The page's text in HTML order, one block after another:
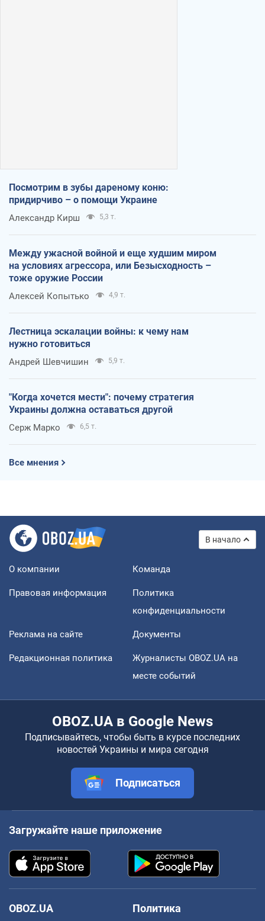
Посмотрим в зубы дареному коню:
придирчиво – о помощи Украине
Александр Кирш 5,3 т.
Между ужасной войной и еще худшим миром
на условиях агрессора, или Безысходность –
тоже оружие России
Алексей Копытько 4,9 т.
Лестница эскалации войны: к чему нам
нужно готовиться
Андрей Шевчишин 5,9 т.
"Когда хочется мести": почему стратегия
Украины должна оставаться другой
Серж Марко 6,5 т.
Все мнения
В начало
О компании Команда
Правовая информация
Политика
конфиденциальности
Реклама на сайте Документы
Редакционная политика
Журналисты OBOZ.UA на
месте событий
OBOZ.UA в Google News
Подписывайтесь, чтобы быть в курсе последних
новостей Украины и мира сегодня
Подписаться
Загружайте наше приложение
OBOZ.UA
Политика